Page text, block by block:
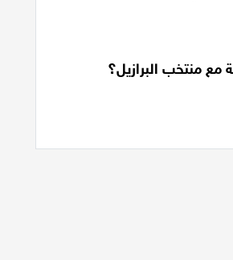
مع منتخب البرازيل؟